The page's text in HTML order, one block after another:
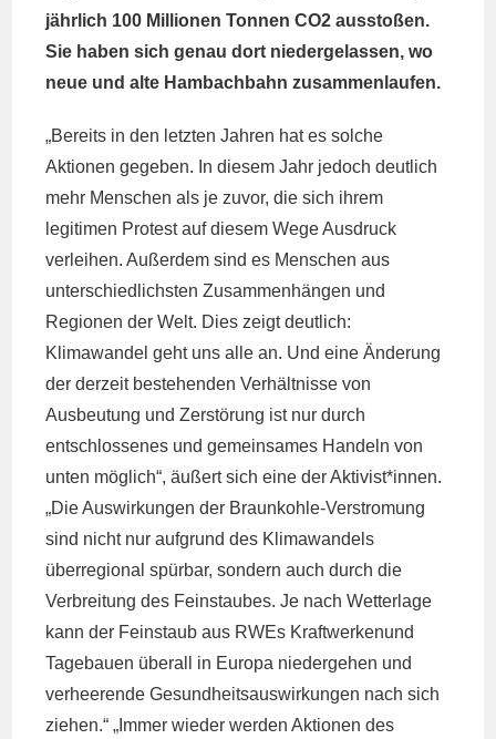
jährlich 100 Millionen Tonnen CO2 ausstoßen.
Sie haben sich genau dort niedergelassen, wo
neue und alte Hambachbahn zusammenlaufen.
„Bereits in den letzten Jahren hat es solche
Aktionen gegeben. In diesem Jahr jedoch deutlich
mehr Menschen als je zuvor, die sich ihrem
legitimen Protest auf diesem Wege Ausdruck
verleihen. Außerdem sind es Menschen aus
unterschiedlichsten Zusammenhängen und
Regionen der Welt. Dies zeigt deutlich:
Klimawandel geht uns alle an. Und eine Änderung
der derzeit bestehenden Verhältnisse von
Ausbeutung und Zerstörung ist nur durch
entschlossenes und gemeinsames Handeln von
unten möglich“, äußert sich eine der Aktivist*innen.
„Die Auswirkungen der Braunkohle-Verstromung
sind nicht nur aufgrund des Klimawandels
überregional spürbar, sondern auch durch die
Verbreitung des Feinstaubes. Je nach Wetterlage
kann der Feinstaub aus RWEs Kraftwerkenund
Tagebauen überall in Europa niedergehen und
verheerende Gesundheitsauswirkungen nach sich
ziehen.“ „Immer wieder werden Aktionen des